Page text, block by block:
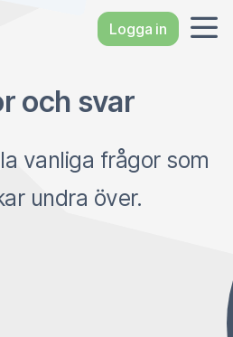
Logga in
och svar
vanliga frågor som
undra över.